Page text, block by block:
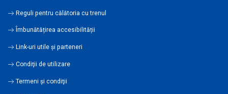
Reguli pentru călătoria cu trenul
Îmbunătățirea accesibilității
Link-uri utile şi parteneri
Condiţii de utilizare
Termeni şi condiţii